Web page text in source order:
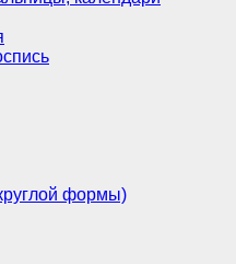
формы)